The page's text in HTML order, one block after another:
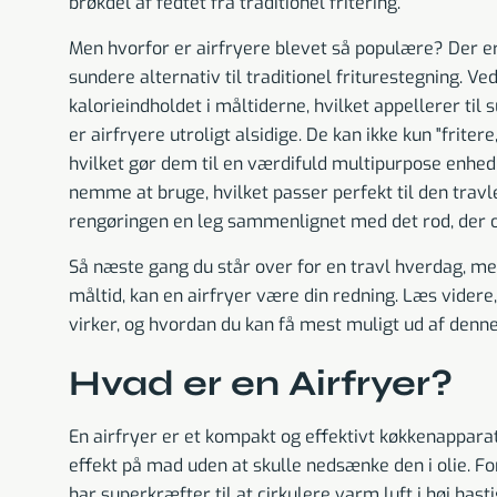
Men hvorfor er airfryere blevet så populære? Der
sundere alternativ til traditionel friturestegning.
kalorieindholdet i måltiderne, hvilket appellerer til
er airfryere utroligt alsidige. De kan ikke kun
hvilket gør dem til en værdifuld multipurpose enhed
nemme at bruge, hvilket passer perfekt til den
rengøringen en leg sammenlignet med det rod,
Så næste gang du står over for en travl hverdag,
måltid, kan en airfryer være din redning. Læs
virker, og hvordan du kan få mest muligt ud af
Hvad er en Airfryer?
En airfryer er et kompakt og effektivt
effekt på mad uden at skulle nedsænke den i olie.